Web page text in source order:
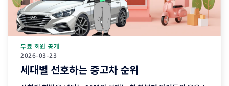
2026-03-23
무료 회원 공개
세대별 선호하는 중고차 순위